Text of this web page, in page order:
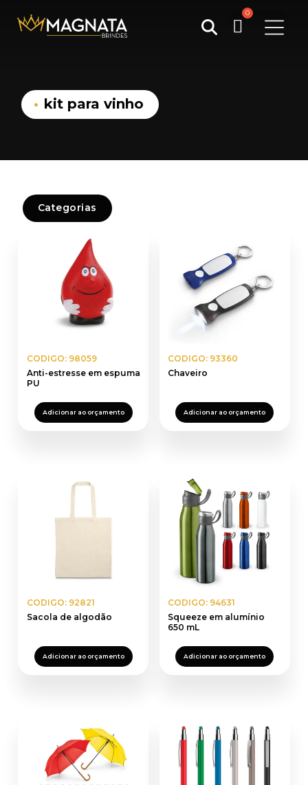
Pesquisar
kit para vinho
Categorias
CODIGO: 98059
Anti-estresse em espuma
PU
Adicionar ao orçamento
CODIGO: 93360
Chaveiro
Adicionar ao orçamento
CODIGO: 92821
Sacola de algodão
Adicionar ao orçamento
CODIGO: 94631
Squeeze em alumínio
650 mL
Adicionar ao orçamento